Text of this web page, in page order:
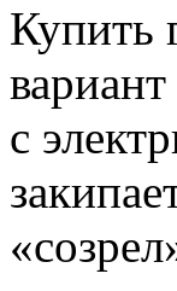
Купить
с